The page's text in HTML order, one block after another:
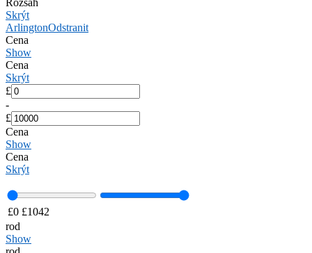
Rozsah
Skrýt
ArlingtonOdstranit
Cena
Show
Cena
Skrýt
£
-
£
Cena
Show
Cena
Skrýt
£0 £1042
rod
Show